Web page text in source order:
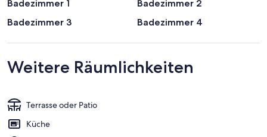
Badezimmer 1
Badezimmer 2
Badezimmer 3
Badezimmer 4
Weitere Räumlichkeiten
Terrasse oder Patio
Küche